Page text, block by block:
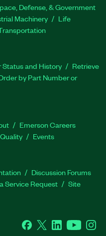
Defense, & Government
Machinery
Life
Status and History
Retrieve
by Part Number or
Emerson Careers
Events
Discussion Forums
Service Request
Site
Facebook
Twitter LinkedInYouTube